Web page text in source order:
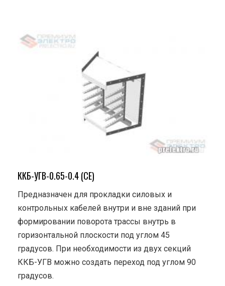
ККБ-УГВ-0.65-0.4 (СЕ)
Предназначен для прокладки силовых и
контрольных кабелей внутри и вне зданий при
формировании поворота трассы внутрь в
горизонтальной плоскости под углом 45
градусов. При необходимости из двух секций
ККБ-УГВ можно создать переход под углом 90
градусов.